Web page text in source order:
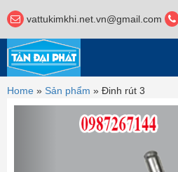
vattukimkhi.net.vn@gmail.com
DANH MỤC
Home » Sản phẩm » Đinh rút 3
Previous